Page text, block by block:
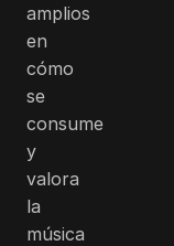
amplios
en
cómo
se
consume
y
valora
la
música